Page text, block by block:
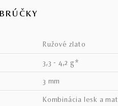
ružové zlato
3,3 - 4,2 g*
3 mm
kombinácia lesk a mat